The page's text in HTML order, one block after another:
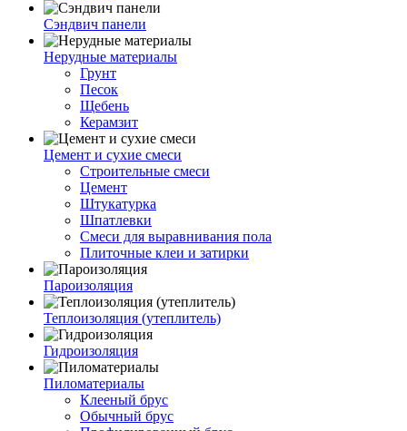
Сэндвич панели
Нерудные материалы
Грунт
Песок
Щебень
Керамзит
Цемент и сухие смеси
Строительные смеси
Цемент
Штукатурка
Шпатлевки
Смеси для выравнивания пола
Плиточные клеи и затирки
Пароизоляция
Теплоизоляция (утеплитель)
Гидроизоляция
Пиломатериалы
Клееный брус
Обычный брус